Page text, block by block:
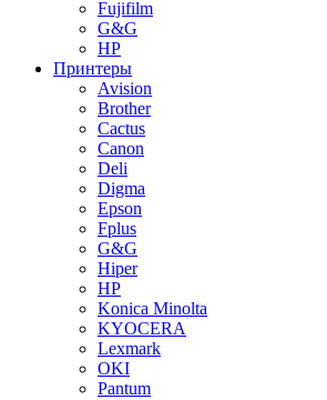
Fujifilm
G&G
HP
Принтеры
Avision
Brother
Cactus
Canon
Deli
Digma
Epson
Fplus
G&G
Hiper
HP
Konica Minolta
KYOCERA
Lexmark
OKI
Pantum